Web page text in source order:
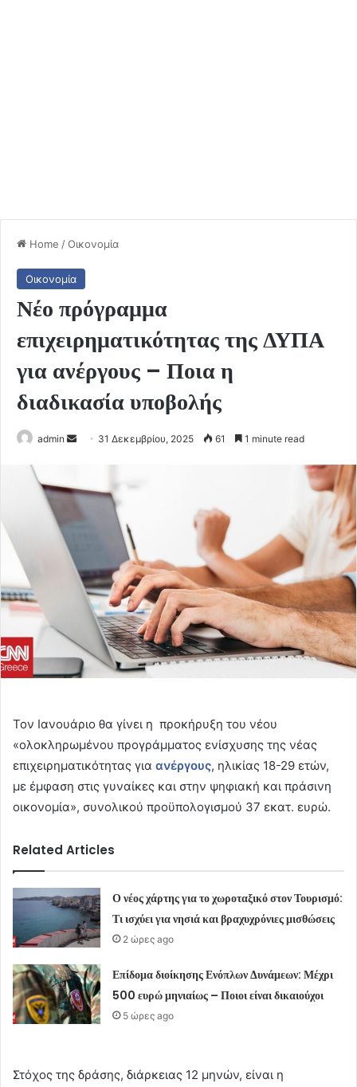
Home /Οικονομία
Οικονομία
Νέο πρόγραμμα
επιχειρηματικότητας της ΔΥΠΑ
για ανέργους – Ποια η
διαδικασία υποβολής
admin
Send 31 Δεκεμβρίου, 2025 61 1 minute read
Τον Ιανουάριο θα γίνει η προκήρυξη του νέου
«ολοκληρωμένου προγράμματος ενίσχυσης της νέας
επιχειρηματικότητας για ανέργους, ηλικίας 18-29 ετών,
με έμφαση στις γυναίκες και στην ψηφιακή και πράσινη
οικονομία», συνολικού προϋπολογισμού 37 εκατ. ευρώ.
Related Articles
Ο νέος χάρτης για το χωροταξικό στον Τουρισμό:
Τι ισχύει για νησιά και βραχυχρόνιες μισθώσεις
2 ώρες ago
Επίδομα διοίκησης Ενόπλων Δυνάμεων: Μέχρι
500 ευρώ μηνιαίως – Ποιοι είναι δικαιούχοι
5 ώρες ago
Στόχος της δράσης, διάρκειας 12 μηνών, είναι η